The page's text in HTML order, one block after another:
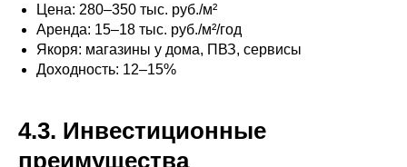
Цена: 280–350 тыс. руб./м²
Аренда: 15–18 тыс. руб./м²/год
Якоря: магазины у дома, ПВЗ, сервисы
Доходность: 12–15%
4.3. Инвестиционные
преимущества